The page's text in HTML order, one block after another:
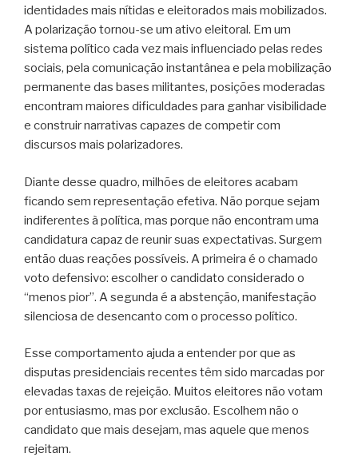
identidades mais nítidas e eleitorados mais mobilizados.
A polarização tornou-se um ativo eleitoral. Em um
sistema político cada vez mais influenciado pelas redes
sociais, pela comunicação instantânea e pela mobilização
permanente das bases militantes, posições moderadas
encontram maiores dificuldades para ganhar visibilidade
e construir narrativas capazes de competir com
discursos mais polarizadores.
Diante desse quadro, milhões de eleitores acabam
ficando sem representação efetiva. Não porque sejam
indiferentes à política, mas porque não encontram uma
candidatura capaz de reunir suas expectativas. Surgem
então duas reações possíveis. A primeira é o chamado
voto defensivo: escolher o candidato considerado o
“menos pior”. A segunda é a abstenção, manifestação
silenciosa de desencanto com o processo político.
Esse comportamento ajuda a entender por que as
disputas presidenciais recentes têm sido marcadas por
elevadas taxas de rejeição. Muitos eleitores não votam
por entusiasmo, mas por exclusão. Escolhem não o
candidato que mais desejam, mas aquele que menos
rejeitam.